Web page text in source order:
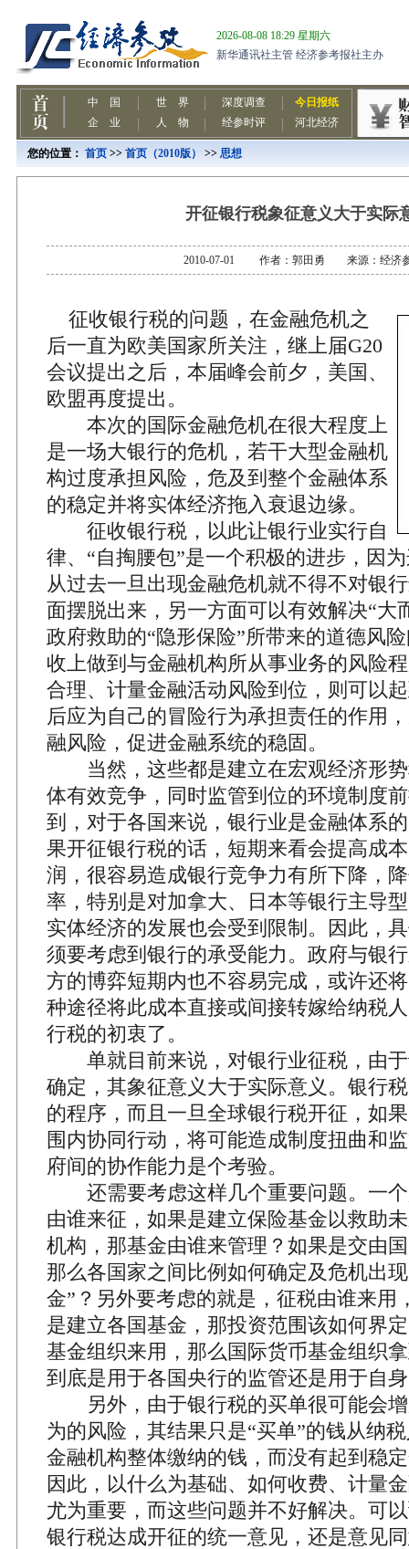
您的位置： 首页 >> 首页（2010版） >> 思想
开征银行税象征意义大于实际
2010-07-01 作者：郭田勇 来源：经济
征收银行税的问题，在金融危机之
后一直为欧美国家所关注，继上届G20
会议提出之后，本届峰会前夕，美国、
欧盟再度提出。
本次的国际金融危机在很大程度上
是一场大银行的危机，若干大型金融机
构过度承担风险，危及到整个金融体系
的稳定并将实体经济拖入衰退边缘。
征收银行税，以此让银行业实行自
律、“自掏腰包”是一个积极的进步，因
从过去一旦出现金融危机就不得不对银
面摆脱出来，另一方面可以有效解决“大
政府救助的“隐形保险”所带来的道德风
收上做到与金融机构所从事业务的风险
合理、计量金融活动风险到位，则可以
后应为自己的冒险行为承担责任的作用
融风险，促进金融系统的稳固。
当然，这些都是建立在宏观经济形势
体有效竞争，同时监管到位的环境制度
到，对于各国来说，银行业是金融体系
果开征银行税的话，短期来看会提高成
润，很容易造成银行竞争力有所下降，
率，特别是对加拿大、日本等银行主导
实体经济的发展也会受到限制。因此，
须要考虑到银行的承受能力。政府与银
方的博弈短期内也不容易完成，或许还
种途径将此成本直接或间接转嫁给纳税
行税的初衷了。
单就目前来说，对银行业征税，由于
确定，其象征意义大于实际意义。银行
的程序，而且一旦全球银行税开征，如
围内协同行动，将可能造成制度扭曲和
府间的协作能力是个考验。
还需要考虑这样几个重要问题。一个
由谁来征，如果是建立保险基金以救助
机构，那基金由谁来管理？如果是交由
那么各国家之间比例如何确定及危机出
金”？另外要考虑的就是，征税由谁来用
是建立各国基金，那投资范围该如何界
基金组织来用，那么国际货币基金组织
到底是用于各国央行的监管还是用于自
另外，由于银行税的买单很可能会增
为的风险，其结果只是“买单”的钱从纳
金融机构整体缴纳的钱，而没有起到稳
因此，以什么为基础、如何收费、计量
尤为重要，而这些问题并不好解决。可
银行税达成开征的统一意见，还是意见